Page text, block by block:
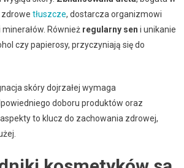
tłuszcze, dostarcza organizmowi
Również regularny sen i unikanie
czy papierosy, przyczyniają się do
skóry dojrzałej wymaga
doboru produktów oraz
to klucz do zachowania zdrowej,